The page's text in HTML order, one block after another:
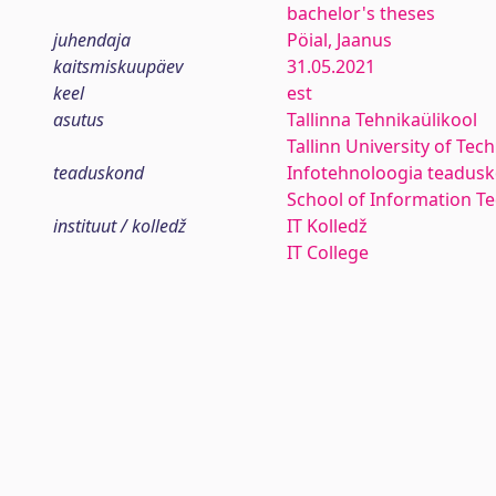
bachelor's theses
juhendaja
Pöial, Jaanus
kaitsmiskuupäev
31.05.2021
keel
est
asutus
Tallinna Tehnikaülikool
Tallinn University of
teaduskond
Infotehnoloogia
School of Information
instituut / kolledž
IT Kolledž
IT College